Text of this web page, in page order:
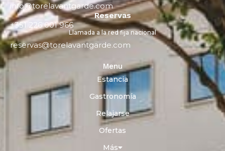
info@torelavantgarde.com
Reservas
+351 226 001 966
Llamada a la red fija nacional
reservas@torelavantgarde.com
Menu
Estancia
Gastronomía
Relajarse
Ofertas
Más